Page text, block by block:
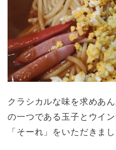
クラシカルな味を求めあ
の一つである玉子とウイ
「そーれ」をいただきまし